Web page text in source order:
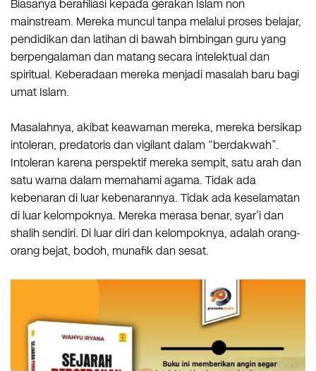
Biasanya berafiliasi kepada gerakan Islam non
mainstream. Mereka muncul tanpa melalui proses belajar,
pendidikan dan latihan di bawah bimbingan guru yang
berpengalaman dan matang secara intelektual dan
spiritual. Keberadaan mereka menjadi masalah baru bagi
umat Islam.
Masalahnya, akibat keawaman mereka, mereka bersikap
intoleran, predatoris dan vigilant dalam “berdakwah”.
Intoleran karena perspektif mereka sempit, satu arah dan
satu warna dalam memahami agama. Tidak ada
kebenaran di luar kebenarannya. Tidak ada keselamatan
di luar kelompoknya. Mereka merasa benar, syar’i dan
shalih sendiri. Di luar diri dan kelompoknya, adalah orang-
orang bejat, bodoh, munafik dan sesat.